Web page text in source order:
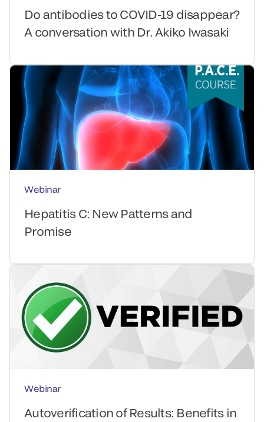
Do antibodies to COVID-19 disappear?
A conversation with Dr. Akiko Iwasaki
Webinar
Hepatitis C: New Patterns and
Promise
Webinar
Autoverification of Results: Benefits in